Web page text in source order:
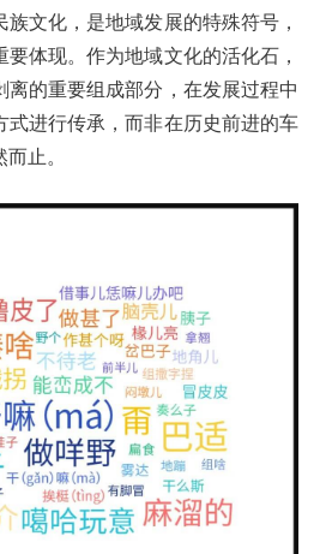
文化，是地域发展的特殊符号，
体现。作为地域文化的活化石，
离的重要组成部分，在发展过程中
式进行传承，而非在历史前进的车
止。